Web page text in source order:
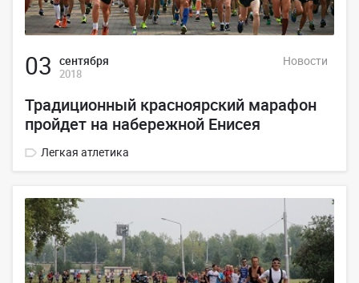
03 сентября
2018
Новости
Традиционный красноярский марафон
пройдет на набережной Енисея
Легкая атлетика